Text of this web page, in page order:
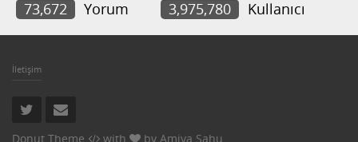
73,672
Yorum 3,975,780 Kullanıcı
İletişim
Donut Theme with by Amiya Sahu